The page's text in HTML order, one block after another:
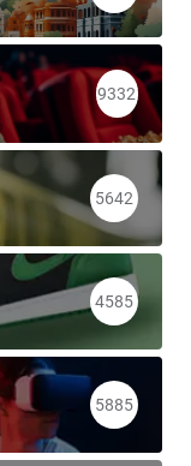
9332
5642
4585
5885